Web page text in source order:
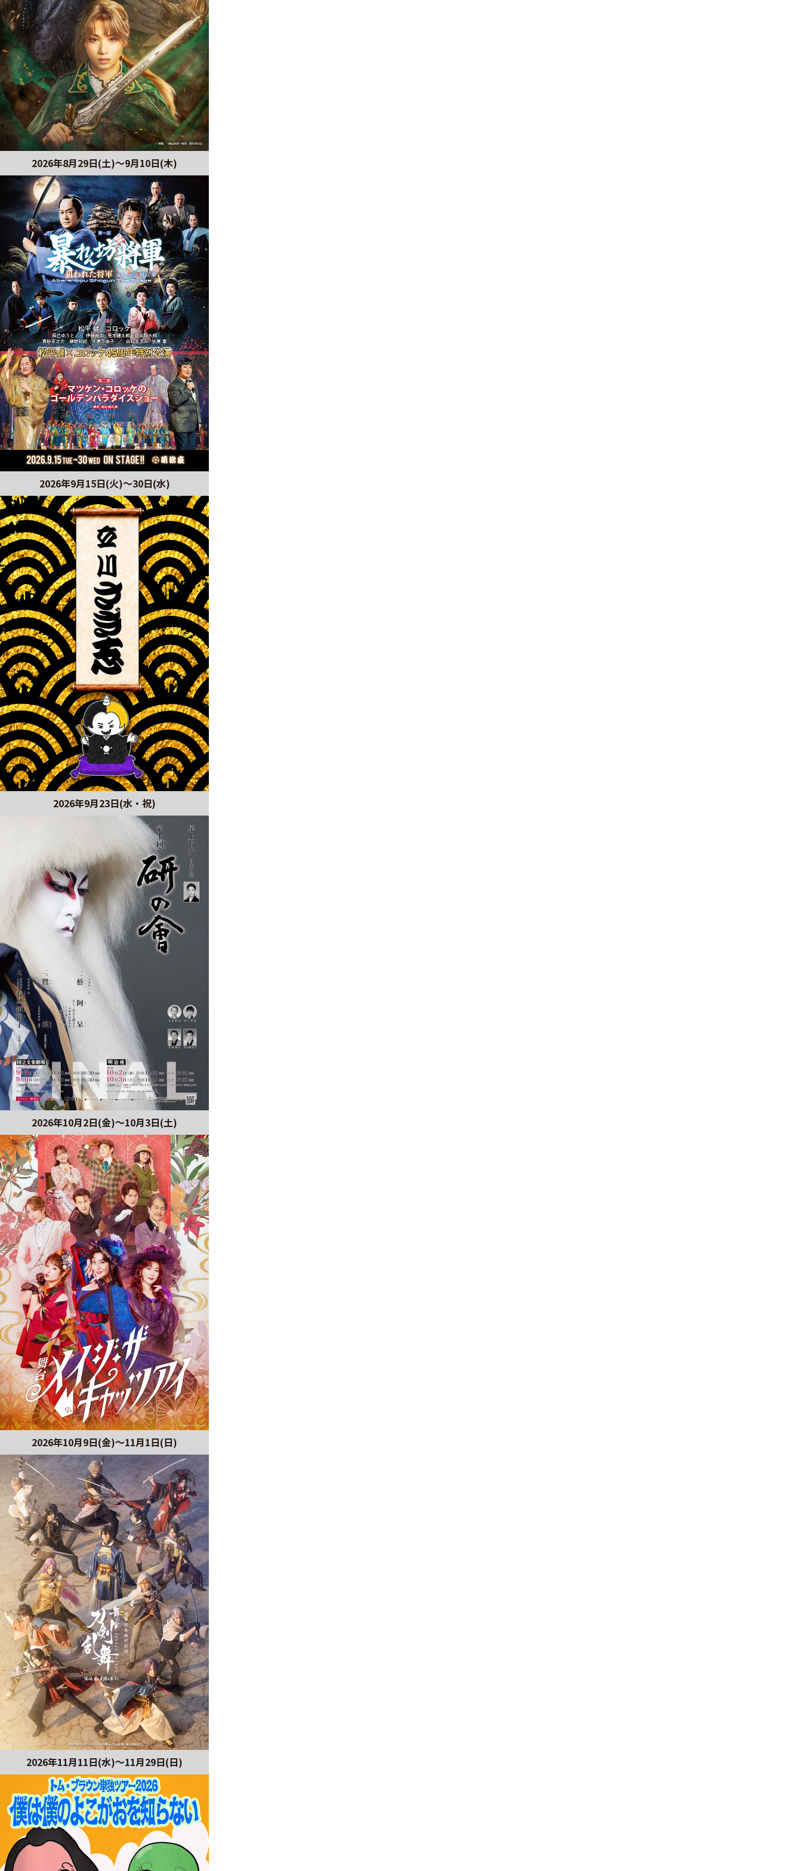
2026年8月29日(土)〜9月10日(木)
2026年9月15日(火)～30日(水)
2026年9月23日(水・祝)
2026年10月2日(金)～10月3日(土)
2026年10月9日(金)～11月1日(日)
2026年11月11日(水)～11月29日(日)